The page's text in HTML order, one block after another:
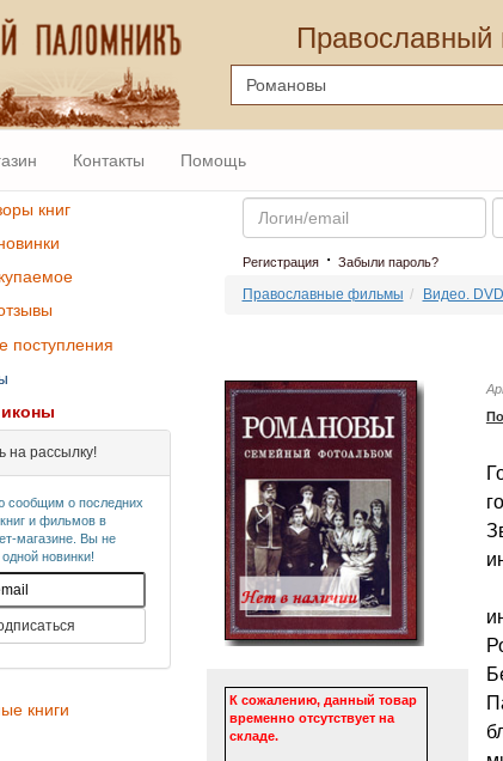
Православный
Контакты Помощь
книг
поступления
на рассылку!
сообщим о последних
и фильмов в
магазине. Вы не
новинки!
книги
Email
Регистрация· Забыли пароль?
Православные фильмы Видео.
К сожалению, данный товар
временно отсутствует на
складе.